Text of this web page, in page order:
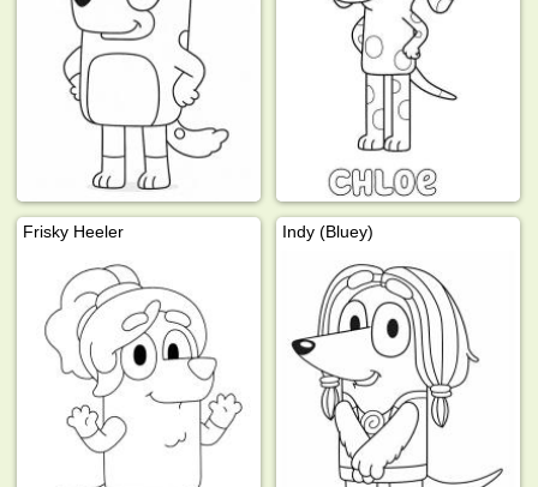
Frisky Heeler Indy (Bluey)